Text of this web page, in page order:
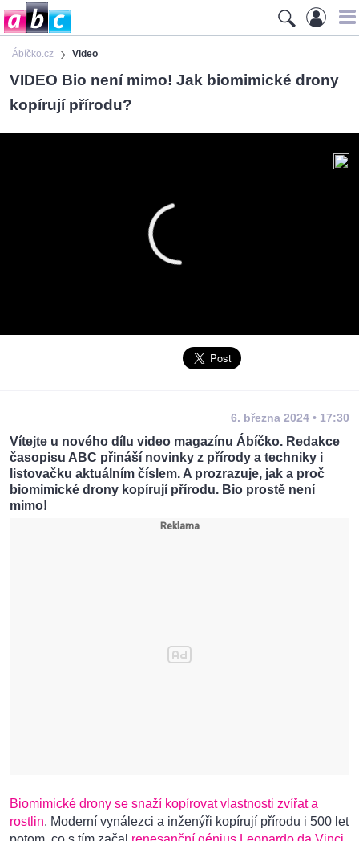
Ábíčko.cz Video
VIDEO Bio není mimo! Jak biomimické drony
kopírují přírodu?
6. března 2024 • 17:30
Vítejte u nového dílu video magazínu Ábíčko. Redakce
časopisu ABC přináší novinky z přírody a techniky i
listovačku aktuálním číslem. A prozrazuje, jak a proč
biomimické drony kopírují přírodu. Bio prostě není
mimo!
Biomimické drony se snaží kopírovat vlastnosti zvířat a
rostlin. Moderní vynálezci a inženýři kopírují přírodu i 500 let